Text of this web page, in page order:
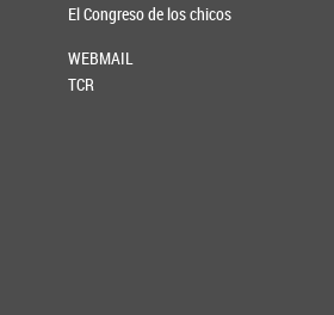
El Congreso de los chicos
WEBMAIL
TCR